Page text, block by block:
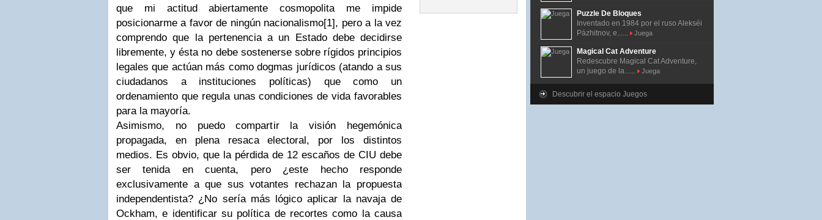
que mi actitud abiertamente cosmopolita me impide
posicionarme a favor de ningún nacionalismo[1], pero a la vez
comprendo que la pertenencia a un Estado debe decidirse
libremente, y ésta no debe sostenerse sobre rígidos principios
legales que actúan más como dogmas jurídicos (atando a sus
ciudadanos a instituciones políticas) que como un
ordenamiento que regula unas condiciones de vida favorables
para la mayoría.
Asimismo, no puedo compartir la visión hegemónica
propagada, en plena resaca electoral, por los distintos
medios. Es obvio, que la pérdida de 12 escaños de CIU debe
ser tenida en cuenta, pero ¿este hecho responde
exclusivamente a que sus votantes rechazan la propuesta
independentista? ¿No sería más lógico aplicar la navaja de
Ockham, e identificar su política de recortes como la causa
Puzzle De Bloques
Inventado en 1984 por el ruso Alekséi
Pázhitnov, e......
Juega
Magical Cat Adventure
Redescubre Magical Cat Adventure,
un juego de la......
Juega
Descubrir el espacio Juegos